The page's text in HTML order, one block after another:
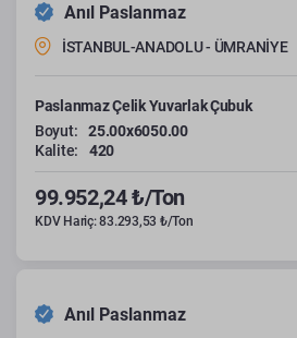
Anıl Paslanmaz
İSTANBUL-ANADOLU - ÜMRANİYE
Paslanmaz Çelik Yuvarlak Çubuk
Boyut:
25.00x6050.00
Kalite:
420
99.952,24 ₺/Ton
KDV Hariç: 83.293,53 ₺/Ton
Anıl Paslanmaz